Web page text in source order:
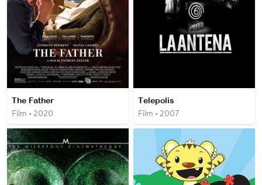
The Father
Film • 2020
Telepolis
Film • 2007